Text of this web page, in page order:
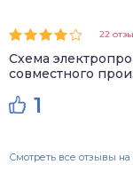
22
Схема
совместного
1
Смотреть все отзывы на